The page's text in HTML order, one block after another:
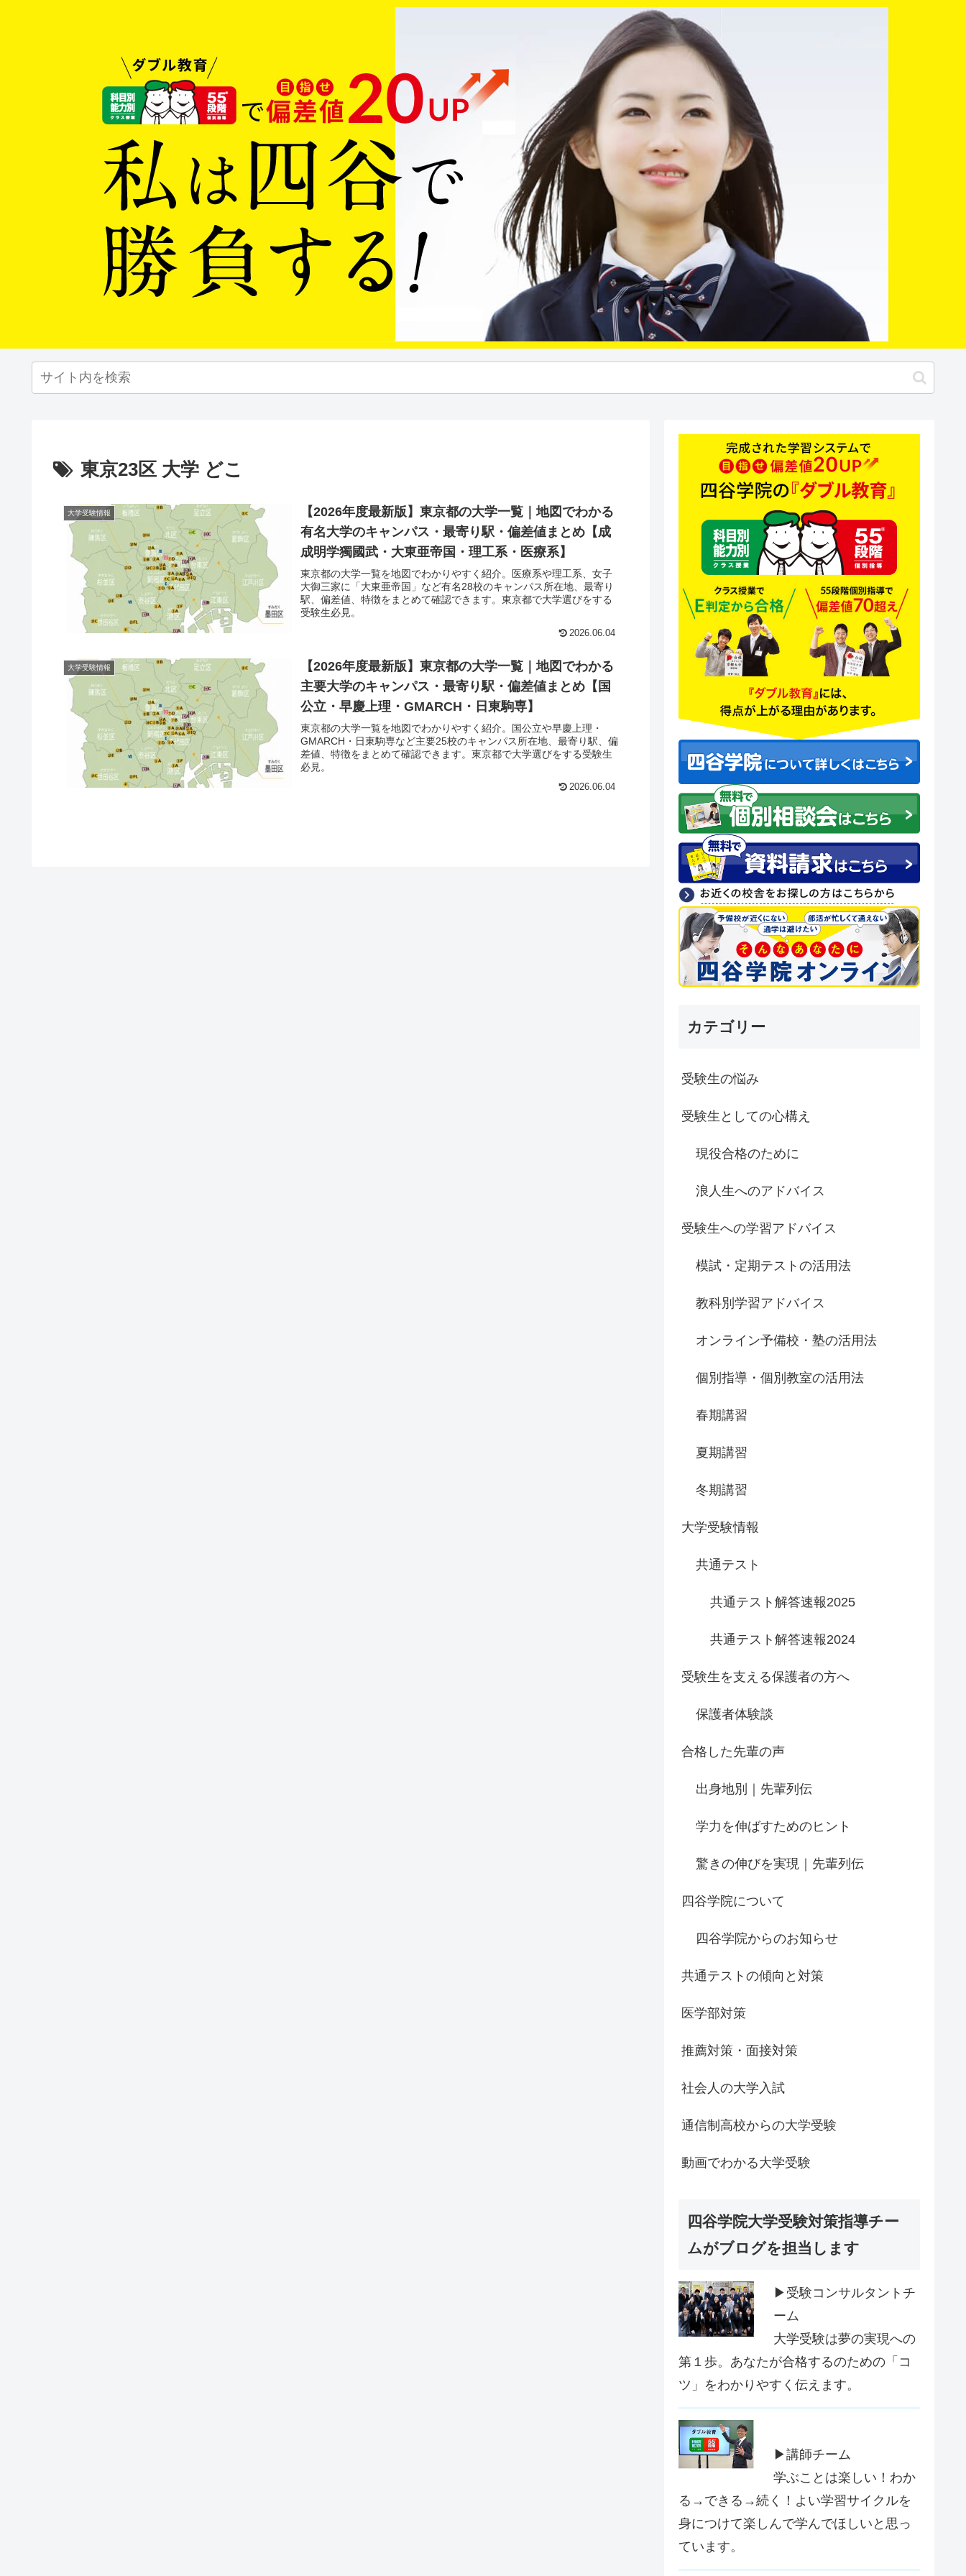
東京23区 大学 どこ
大学受験情報
【2026年度最新版】東京都の大学一覧｜地図でわかる
有名大学のキャンパス・最寄り駅・偏差値まとめ【成
成明学獨國武・大東亜帝国・理工系・医療系】
東京都の大学一覧を地図でわかりやすく紹介。医療系や理工系、女子
大御三家に「大東亜帝国」など有名28校のキャンパス所在地、最寄り
駅、偏差値、特徴をまとめて確認できます。東京都で大学選びをする
受験生必見。
2026.06.04
大学受験情報
【2026年度最新版】東京都の大学一覧｜地図でわかる
主要大学のキャンパス・最寄り駅・偏差値まとめ【国
公立・早慶上理・GMARCH・日東駒専】
東京都の大学一覧を地図でわかりやすく紹介。国公立や早慶上理・
GMARCH・日東駒専など主要25校のキャンパス所在地、最寄り駅、偏
差値、特徴をまとめて確認できます。東京都で大学選びをする受験生
必見。
2026.06.04
カテゴリー
受験生の悩み
受験生としての心構え
現役合格のために
浪人生へのアドバイス
受験生への学習アドバイス
模試・定期テストの活用法
教科別学習アドバイス
オンライン予備校・塾の活用法
個別指導・個別教室の活用法
春期講習
夏期講習
冬期講習
大学受験情報
共通テスト
共通テスト解答速報2025
共通テスト解答速報2024
受験生を支える保護者の方へ
保護者体験談
合格した先輩の声
出身地別｜先輩列伝
学力を伸ばすためのヒント
驚きの伸びを実現｜先輩列伝
四谷学院について
四谷学院からのお知らせ
共通テストの傾向と対策
医学部対策
推薦対策・面接対策
社会人の大学入試
通信制高校からの大学受験
動画でわかる大学受験
四谷学院大学受験対策指導チー
ムがブログを担当します
▶受験コンサルタントチ
ーム
大学受験は夢の実現への
第１歩。あなたが合格するのための「コ
ツ」をわかりやすく伝えます。
▶講師チーム
学ぶことは楽しい！わか
る→できる→続く！よい学習サイクルを
身につけて楽しんで学んでほしいと思っ
ています。